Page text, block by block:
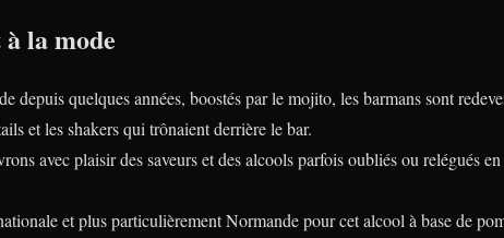
la mode
depuis quelques années, boostés par le mojito, les barmans sont
et les shakers qui trônaient derrière le bar.
avec plaisir des saveurs et des alcools parfois oubliés ou relégués
et plus particulièrement Normande pour cet alcool à base de